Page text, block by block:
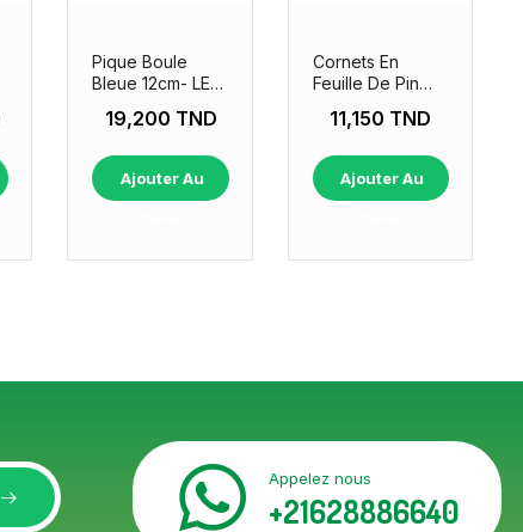
Pique Boule
Bleue 12cm- LES
19,200 TND
Ajouter Au
Cornets En
Feuille De Pin
CORNETS
11,150 TND
Ajouter Au
Appelez nous
+21628886640